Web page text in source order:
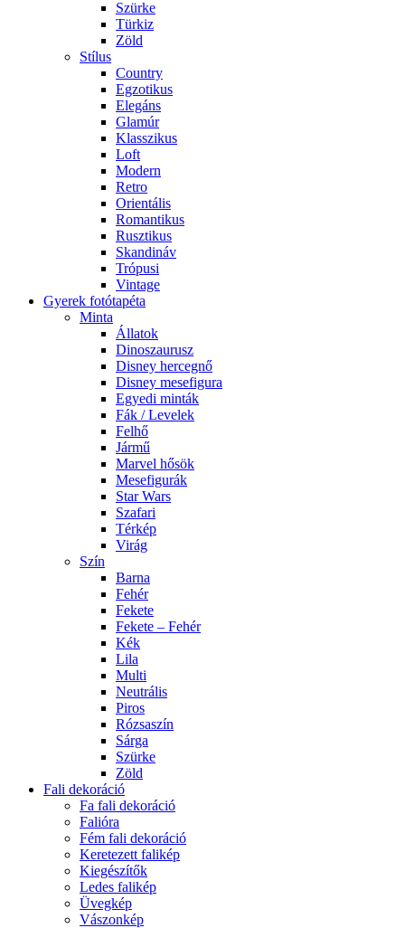
Szürke
Türkiz
Zöld
Stílus
Country
Egzotikus
Elegáns
Glamúr
Klasszikus
Loft
Modern
Retro
Orientális
Romantikus
Rusztikus
Skandináv
Trópusi
Vintage
Gyerek fotótapéta
Minta
Állatok
Dinoszaurusz
Disney hercegnő
Disney mesefigura
Egyedi minták
Fák / Levelek
Felhő
Jármű
Marvel hősök
Mesefigurák
Star Wars
Szafari
Térkép
Virág
Szín
Barna
Fehér
Fekete
Fekete – Fehér
Kék
Lila
Multi
Neutrális
Piros
Rózsaszín
Sárga
Szürke
Zöld
Fali dekoráció
Fa fali dekoráció
Falióra
Fém fali dekoráció
Keretezett falikép
Kiegészítők
Ledes falikép
Üvegkép
Vászonkép